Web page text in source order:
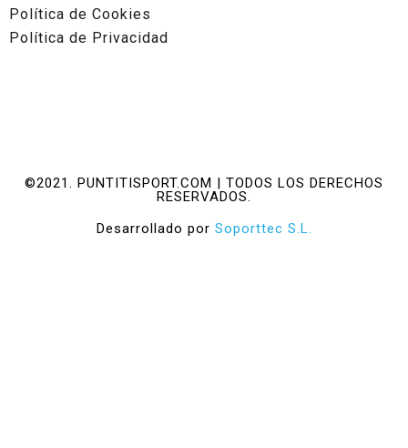
Política de Cookies
Política de Privacidad
©2021. PUNTITISPORT.COM | TODOS LOS DERECHOS
RESERVADOS.
Desarrollado por Soporttec S.L.